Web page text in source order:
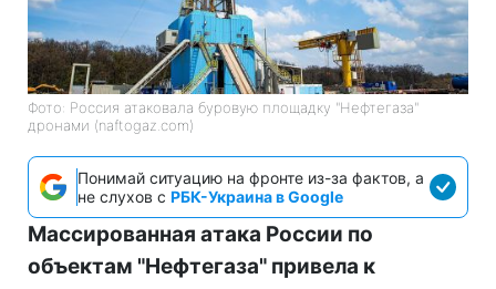
Фото: Россия атаковала буровую площадку "Нефтегаза"
дронами (naftogaz.com)
Понимай ситуацию на фронте из-за фактов, а
не слухов с РБК-Украина в Google
Массированная атака России по
объектам "Нефтегаза" привела к